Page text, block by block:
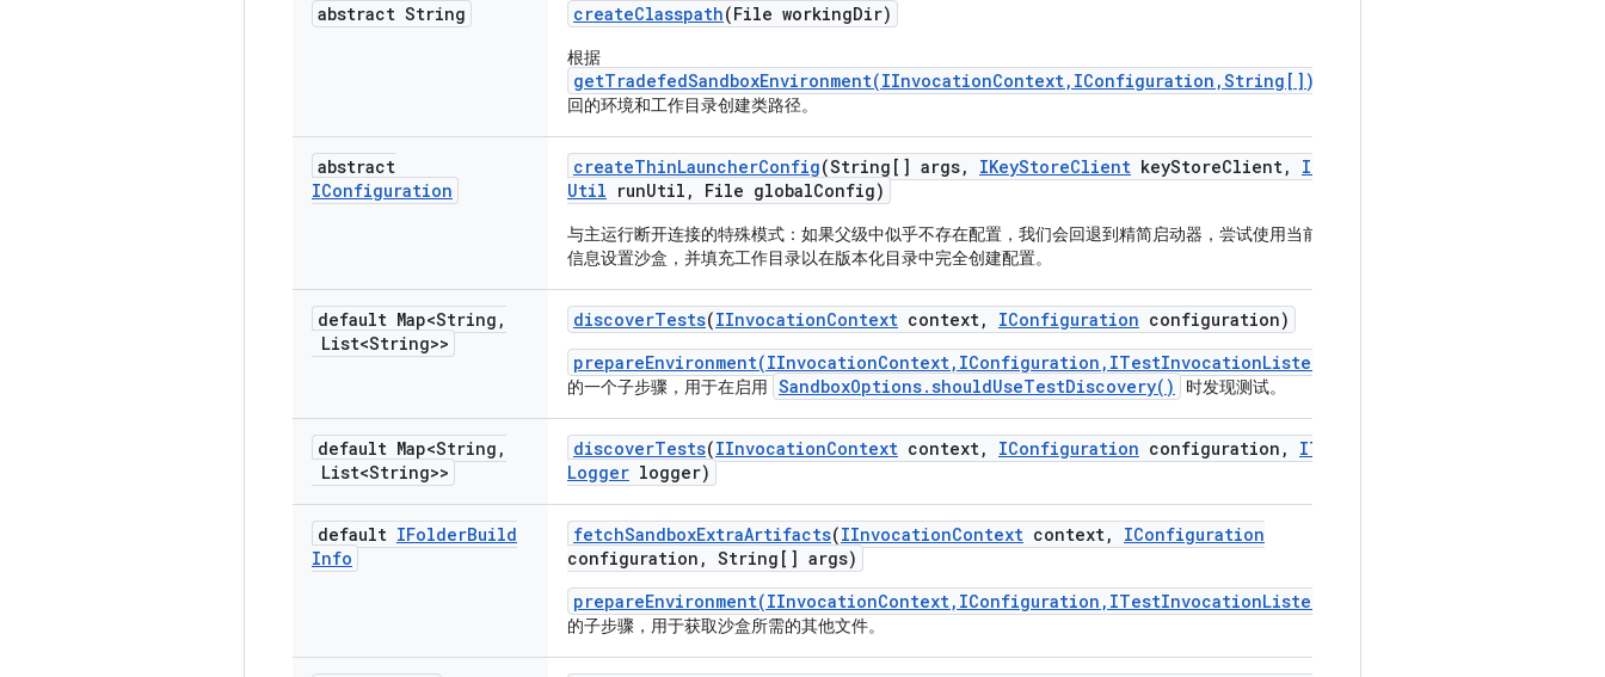
abstract String createClasspath(File workingDir)
根据
getTradefedSandboxEnvironment(IInvocationContext,IConfiguration,String[])
回的环境和工作目录创建类路径。
abstract
IConfiguration
createThinLauncherConfig(String[] args, IKeyStoreClient keyStoreClient,
IRun
Util runUtil , File globalConfig)
与主运行断开连接的特殊模式：如果父级中似乎不存在配置，我们会回退到精简启动器，尝试使用当前已知
信息设置沙盒，并填充工作目录以在版本化目录中完全创建配置。
default Map<String ,
List<String>>
discoverTests(IInvocationContext context, IConfiguration configuration)
prepareEnvironment(IInvocationContext,IConfiguration,ITestInvocationListener)
的一个子步骤，用于在启用 SandboxOptions.shouldUseTestDiscovery() 时发现测试。
default Map<String ,
List<String>>
discoverTests(IInvocationContext context, IConfiguration configuration ,
ITest
Logger logger)
default IFolderBuild
Info
fetchSandboxExtraArtifacts(IInvocationContext context,
IConfiguration
configuration , String[] args)
prepareEnvironment(IInvocationContext,IConfiguration,ITestInvocationListener)
的子步骤，用于获取沙盒所需的其他文件。